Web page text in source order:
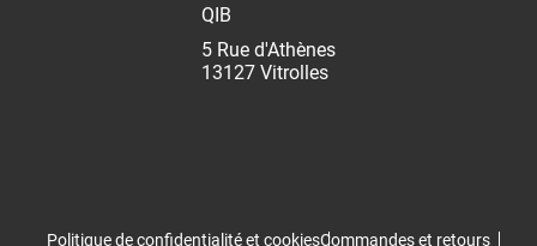
QIB
5 Rue d'Athènes
13127 Vitrolles
Politique de confidentialité et cookiesCommandes et retours